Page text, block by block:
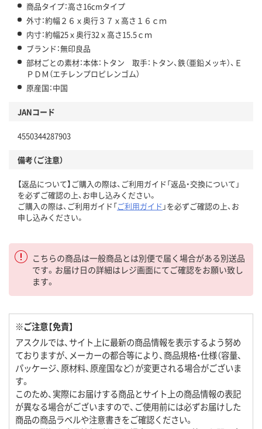
商品タイプ：高さ16cmタイプ
外寸：約幅２６ｘ奥行３７ｘ高さ１６ｃｍ
内寸：約幅25ｘ奥行32ｘ高さ15.5ｃｍ
ブランド：無印良品
部材ごとの素材：本体：トタン 取手：トタン、鉄（亜鉛メッキ）、Ｅ
ＰＤＭ（エチレンプロピレンゴム）
原産国：中国
JANコード
4550344287903
備考（ご注意）
【返品について】ご購入の際は、ご利用ガイド「返品・交換について」
を必ずご確認の上、お申し込みください。
ご購入の際は、ご利用ガイド「ご利用ガイド 」を必ずご確認の上、お
申し込みください。
こちらの商品は一般商品とは別便で届く場合がある別送品
です。お届け日の詳細はレジ画面にてご確認をお願い致し
ます。
※ご注意【免責】
アスクルでは、サイト上に最新の商品情報を表示するよう努め
ておりますが、メーカーの都合等により、商品規格・仕様（容量、
パッケージ、原材料、原産国など）が変更される場合がございま
す。
このため、実際にお届けする商品とサイト上の商品情報の表記
が異なる場合がございますので、ご使用前には必ずお届けした
商品の商品ラベルや注意書きをご確認ください。